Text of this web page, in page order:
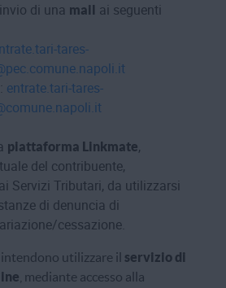
di una mail ai seguenti
tares-
entrate.tari-tares-
piattaforma Linkmate,
del contribuente,
Servizi Tributari, da utilizzarsi
di denuncia di
cessazione.
utilizzare il servizio di
, mediante accesso alla